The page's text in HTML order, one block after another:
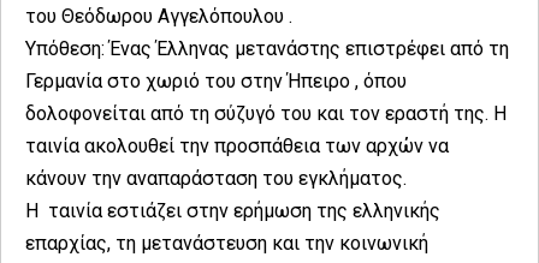
του Θεόδωρου Αγγελόπουλου .
Υπόθεση: Ένας Έλληνας μετανάστης επιστρέφει από τη
Γερμανία στο χωριό του στην Ήπειρο , όπου
δολοφονείται από τη σύζυγό του και τον εραστή της. Η
ταινία ακολουθεί την προσπάθεια των αρχών να
κάνουν την αναπαράσταση του εγκλήματος.
Η ταινία εστιάζει στην ερήμωση της ελληνικής
επαρχίας, τη μετανάστευση και την κοινωνική